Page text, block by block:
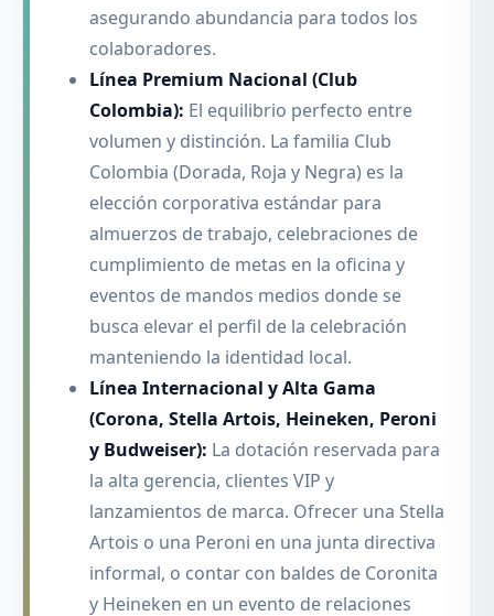
asegurando abundancia para todos los
colaboradores.
Línea Premium Nacional (Club
Colombia): El equilibrio perfecto entre
volumen y distinción. La familia Club
Colombia (Dorada, Roja y Negra) es la
elección corporativa estándar para
almuerzos de trabajo, celebraciones de
cumplimiento de metas en la oficina y
eventos de mandos medios donde se
busca elevar el perfil de la celebración
manteniendo la identidad local.
Línea Internacional y Alta Gama
(Corona, Stella Artois, Heineken, Peroni
y Budweiser): La dotación reservada para
la alta gerencia, clientes VIP y
lanzamientos de marca. Ofrecer una Stella
Artois o una Peroni en una junta directiva
informal, o contar con baldes de Coronita
y Heineken en un evento de relaciones